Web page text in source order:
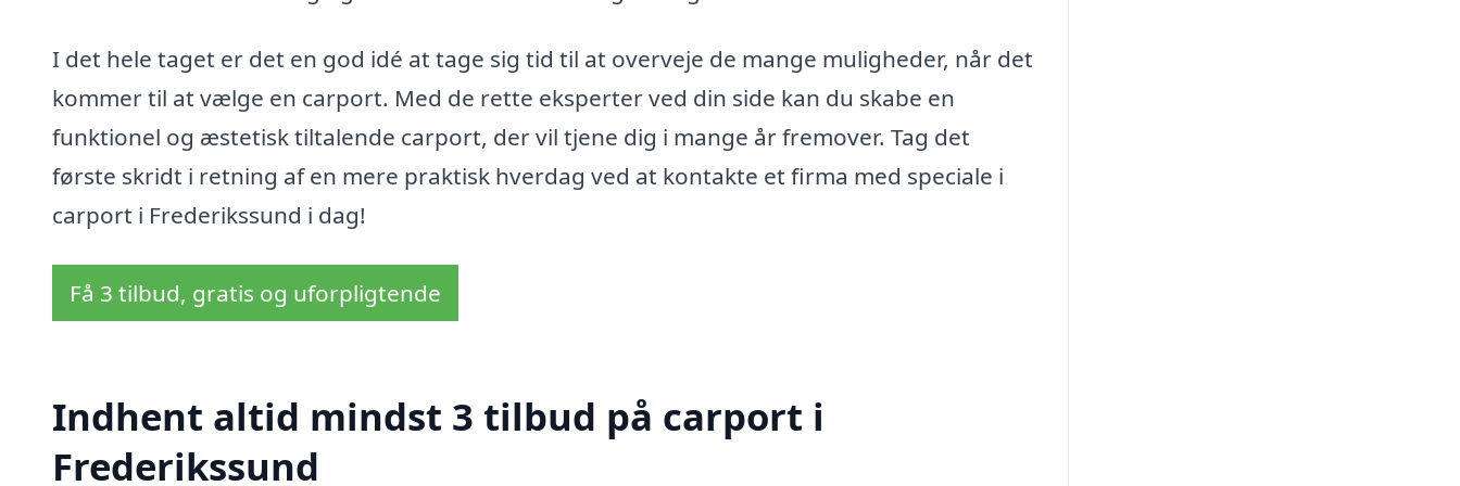
I det hele taget er det en god idé at tage sig tid til at overveje de mange muligheder, når det
kommer til at vælge en carport. Med de rette eksperter ved din side kan du skabe en
funktionel og æstetisk tiltalende carport, der vil tjene dig i mange år fremover. Tag det
første skridt i retning af en mere praktisk hverdag ved at kontakte et firma med speciale i
carport i Frederikssund i dag!
Få 3 tilbud, gratis og uforpligtende
Indhent altid mindst 3 tilbud på carport i
Frederikssund